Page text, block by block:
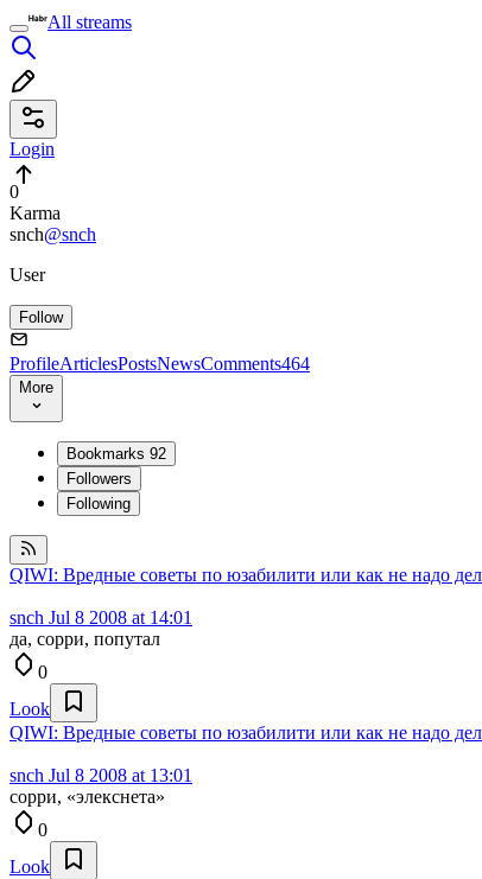
All streams
Login
0
Karma
snch@snch
User
Follow
ProfileArticlesPostsNewsComments464
More
Bookmarks 92
Followers
Following
QIWI: Вредные советы по юзабилити или как не надо
snch Jul 8 2008 at 14:01
да, сорри, попутал
0
Look
QIWI: Вредные советы по юзабилити или как не надо
snch Jul 8 2008 at 13:01
сорри, «элекснета»
0
Look